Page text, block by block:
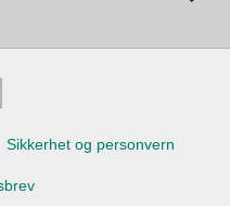
Sikkerhet og personvern